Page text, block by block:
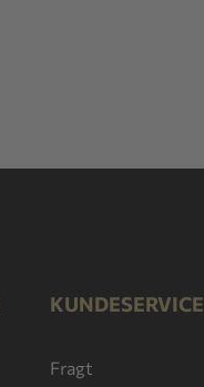
KUNDESERVICE
Fragt